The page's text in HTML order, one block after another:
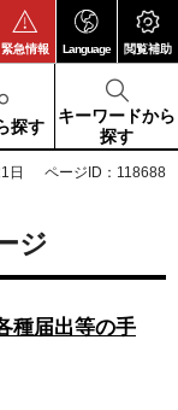
緊急情報 Language 閲覧補助
探す
キーワードから
探す
日 ページID：118688
ジ
種届出等の手